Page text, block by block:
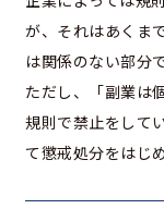
が、それはあくま
は関係のない部分で
ただし、「副業は
規則で禁止をして
て懲戒処分をはじ